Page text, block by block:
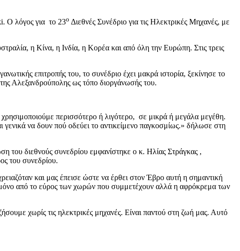
Ο λόγος για το 23ο Διεθνές Συνέδριο για τις Ηλεκτρικές Μηχανές, με
η Κίνα, η Ινδία, η Κορέα και από όλη την Ευρώπη. Στις τρεις
επιτροπής του, το συνέδριο έχει μακρά ιστορία, ξεκίνησε το
Αλεξανδρούπολης ως τόπο διοργάνωσής του.
περισσότερο ή λιγότερο, σε μικρά ή μεγάλα μεγέθη.
γενικά να δουν πού οδεύει το αντικείμενο παγκοσμίως.» δήλωσε στη
του διεθνούς συνεδρίου εμφανίστηκε ο κ. Ηλίας Στράγκας ,
του συνεδρίου.
και μας έπεισε ώστε να έρθει στον Έβρο αυτή η σημαντική
μόνο από το εύρος των χωρών που συμμετέχουν αλλά η αφρόκρεμα των
χωρίς τις ηλεκτρικές μηχανές. Είναι παντού στη ζωή μας. Αυτό